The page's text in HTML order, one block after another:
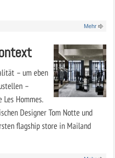
Mehr
– um eben
–
Hommes.
Designer Tom Notte und
flagship store in Mailand